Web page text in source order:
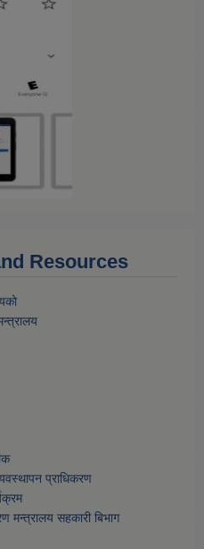
Resources
प्राधिकरण
मन्त्रालय सहकारी बिभाग